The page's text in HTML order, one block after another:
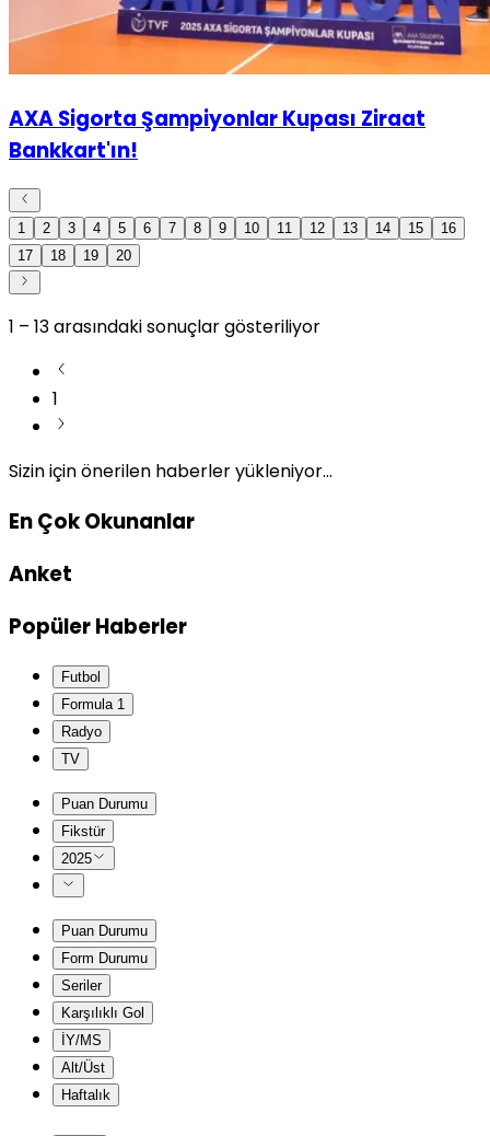
AXA Sigorta Şampiyonlar Kupası Ziraat
Bankkart'ın!
1 2 3 4 5 6 7 8 9 10 11 12 13 14 15
16
17
18 19 20
1 – 13arasındaki sonuçlar gösteriliyor
1
Sizin için önerilen haberler yükleniyor...
En Çok Okunanlar
Anket
Popüler Haberler
Futbol
Formula 1
Radyo
TV
Puan Durumu
Fikstür
2025
Puan Durumu
Form Durumu
Seriler
Karşılıklı Gol
İY/MS
Alt/Üst
Haftalık